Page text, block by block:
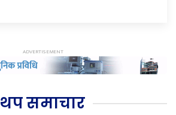
थप समाचार